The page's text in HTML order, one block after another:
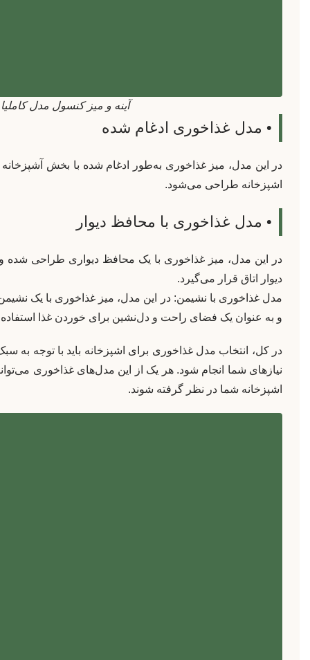
آینه و میز کنسول مدل کاملیا
• مدل غذاخوری ادغام شده
در این مدل، میز غذاخوری به‌طور ادغام شده با بخش
اشپزخانه طراحی می‌شود.
• مدل غذاخوری با محافظ دیوار
در این مدل، میز غذاخوری با یک محافظ دیواری طراحی شده
دیوار اتاق قرار می‌گیرد.
مدل غذاخوری با نشیمن: در این مدل، میز غذاخوری با یک
و به عنوان یک فضای راحت و دل‌نشین برای خوردن غذا
در کل، انتخاب مدل غذاخوری برای اشپزخانه باید با توجه به
نیازهای شما انجام شود. هر یک از این مدل‌های غذاخوری
اشپزخانه شما در نظر گرفته شوند.